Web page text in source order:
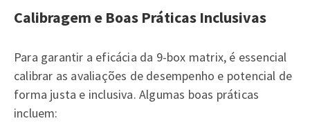
Calibragem e Boas Práticas Inclusivas
Para garantir a eficácia da 9-box matrix, é essencial
calibrar as avaliações de desempenho e potencial de
forma justa e inclusiva. Algumas boas práticas
incluem: